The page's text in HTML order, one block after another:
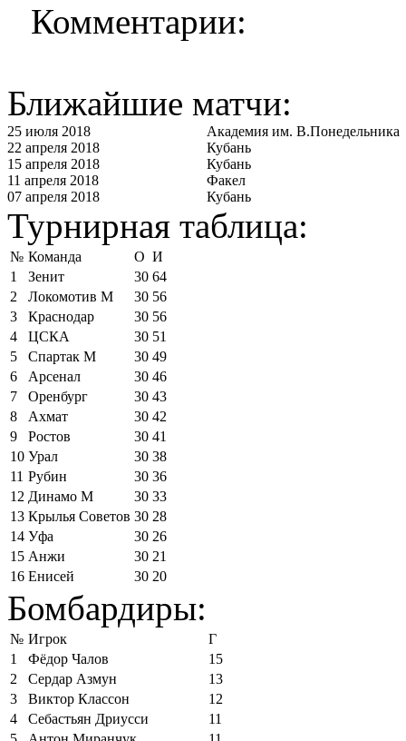
Комментарии:
Ближайшие матчи:
25 июля 2018
Академия им. В.Понедельника
22 апреля 2018
Кубань
15 апреля 2018
Кубань
11 апреля 2018
Факел
07 апреля 2018
Кубань
Турнирная таблица:
№ Команда О И
1
Зенит 30 64
2
Локомотив М 30 56
3
Краснодар 30 56
4
ЦСКА 30 51
5
Спартак М 30 49
6
Арсенал 30 46
7
Оренбург 30 43
8
Ахмат 30 42
9
Ростов 30 41
10 Урал 30 38
11 Рубин 30 36
12 Динамо М 30 33
13 Крылья Советов 30 28
14 Уфа 30 26
15 Анжи 30 21
16 Енисей 30 20
Бомбардиры:
№ Игрок
Г
1
Фёдор Чалов
15
2
Сердар Азмун
13
3
Виктор Классон
12
4
Себастьян Дриусси
11